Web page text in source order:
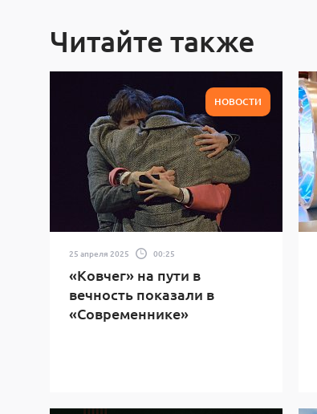
Читайте также
НОВОСТИ
25 апреля 2025 00:25
«Ковчег» на пути в
вечность показали в
«Современнике»